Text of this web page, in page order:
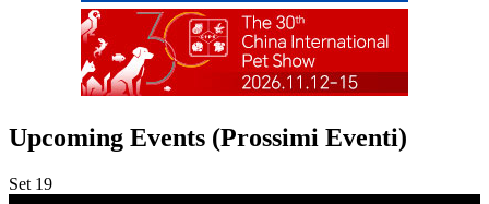
Upcoming Events (Prossimi Eventi)
Set 19